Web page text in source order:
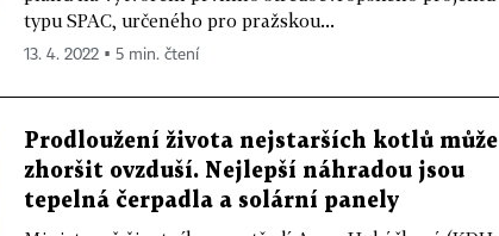
typu SPAC, určeného pro pražskou...
13. 4. 2022 ▪ 5 min. čtení
Prodloužení života nejstarších kotlů může
zhoršit ovzduší. Nejlepší náhradou jsou
tepelná čerpadla a solární panely